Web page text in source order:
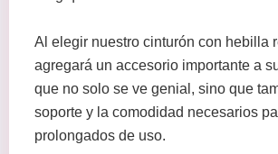
Al elegir nuestro cinturón con hebilla
agregará un accesorio importante a
que no solo se ve genial, sino que
soporte y la comodidad necesarios
prolongados de uso.